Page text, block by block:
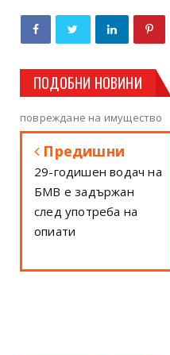
ПОДОБНИ НОВИНИ
повреждане на имущество
Предишни
29-годишен водач на
БМВ е задържан
след употреба на
опиати